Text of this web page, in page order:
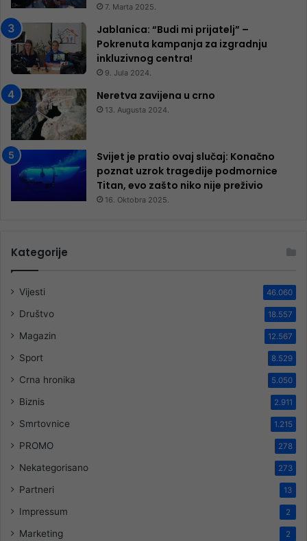
7. Marta 2025.
Jablanica: “Budi mi prijatelj” –
Pokrenuta kampanja za izgradnju
inkluzivnog centra!
9. Jula 2024.
Neretva zavijena u crno
13. Augusta 2024.
Svijet je pratio ovaj slučaj: Konačno
poznat uzrok tragedije podmornice
Titan, evo zašto niko nije preživio
16. Oktobra 2025.
Kategorije
Vijesti 46.060
Društvo 18.557
Magazin 12.567
Sport 8.529
Crna hronika 5.050
Biznis 2.911
Smrtovnice 1.215
PROMO 278
Nekategorisano 273
Partneri 13
Impressum 2
Marketing 2